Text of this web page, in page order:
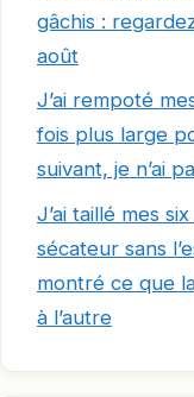
gâchis :
août
J’ai rempoté
fois plus large
suivant, je n’ai
J’ai taillé mes
sécateur sans
montré ce que
à l’autre